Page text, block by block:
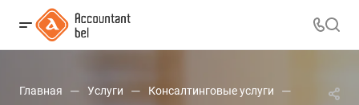
Главная — Услуги — Консалтинговые услуги —